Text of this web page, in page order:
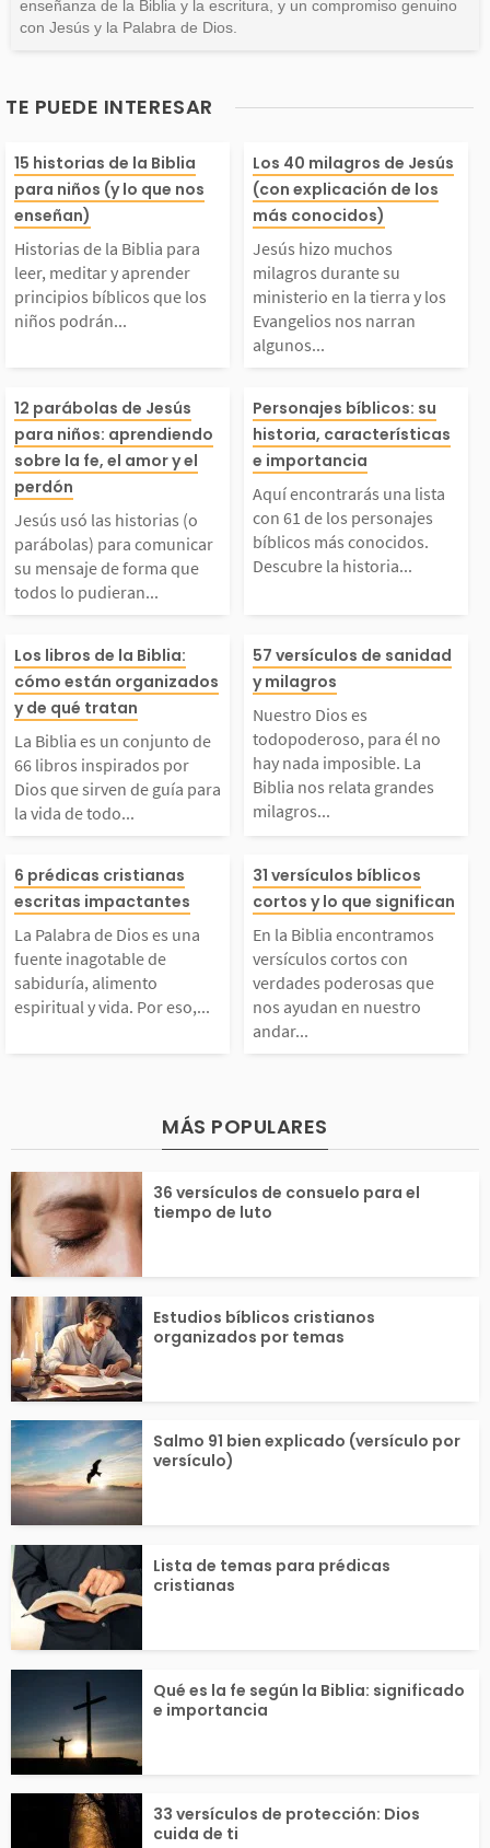
enseñanza de la Biblia y la escritura, y un compromiso genuino
con Jesús y la Palabra de Dios.
TE PUEDE INTERESAR
de la Biblia
leer, meditar y a
principios bíb
que los niños po
aplicar en su dia
vivir. 1. La creació
2. Adán y Eva...
15 historias de la Biblia
para niños (y lo que nos
enseñan)
Historias de la Biblia para
leer, meditar y aprender
principios bíblicos que los
niños podrán...
Jesús hizo
agros durante
sterio en la
s Evangelios
an algunos de
sos milagros
mo propósito
r a...
Los 40 milagros de Jesús
(con explicación de los
más conocidos)
Jesús hizo muchos
milagros durante su
ministerio en la tierra y los
Evangelios nos narran
algunos...
usó las historias
parábolas) para co
su mensaje d
forma que todos lo p
entender, hast
los niños como tú. A
él enseñó sobre...
12 parábolas de Jesús
para niños: aprendiendo
sobre la fe, el amor y el
perdón
Jesús usó las historias (o
parábolas) para comunicar
su mensaje de forma que
todos lo pudieran...
Aquí
lista con 61 de
sonajes
onocidos.
historia de
nes fueron y
on
Personajes bíblicos: su
historia, características
e importancia
Aquí encontrarás una lista
con 61 de los personajes
bíblicos más conocidos.
Descubre la historia...
Biblia es un conjun
de 66 libros inspira
por Dios que sirve
de guía para la vida
todo creyente. Esos
fueron escritos
más de 40 person
Los libros de la Biblia:
cómo están organizados
y de qué tratan
La Biblia es un conjunto de
66 libros inspirados por
Dios que sirven de guía para
la vida de todo...
Nuestro Dios
oderoso, para
y nada
Biblia nos
des milagros
ndo con el
la creación.
el poder...
57 versículos de sanidad
y milagros
Nuestro Dios es
todopoderoso, para él no
hay nada imposible. La
Biblia nos relata grandes
milagros...
Palabra de Dios es
fuente inagotable
sabiduría, alimento
y vida. Por
hemos preparado
serie con prédica
bíblicas impactante
6 prédicas cristianas
escritas impactantes
La Palabra de Dios es una
fuente inagotable de
sabiduría, alimento
espiritual y vida. Por eso,...
En la Biblia
mos versículos
con verdades
as que nos
eñor. Aquí
s algunos de
cuerda...
31 versículos bíblicos
cortos y lo que significan
En la Biblia encontramos
versículos cortos con
verdades poderosas que
nos ayudan en nuestro
andar...
MÁS POPULARES
36 versículos de consuelo para el
tiempo de luto
Estudios bíblicos cristianos
organizados por temas
Salmo 91 bien explicado (versículo por
versículo)
Lista de temas para prédicas
cristianas
Qué es la fe según la Biblia: significado
e importancia
33 versículos de protección: Dios
cuida de ti